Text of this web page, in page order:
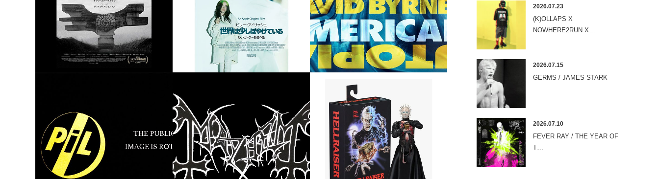
2026.07.23
(K)OLLAPS X
NOWHERE2RUN X…
2026.07.15
GERMS / JAMES STARK
2026.07.10
FEVER RAY / THE YEAR OF
T…